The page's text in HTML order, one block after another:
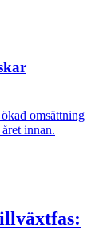
omsättning
innan.